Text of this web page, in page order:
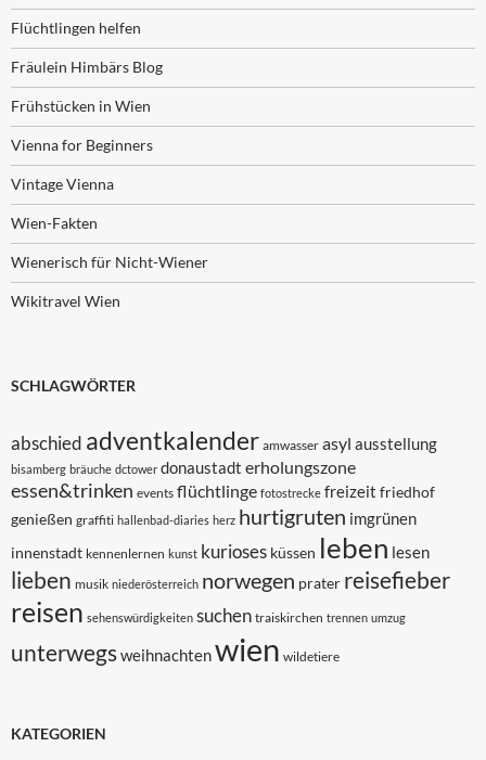
Flüchtlingen helfen
Fräulein Himbärs Blog
Frühstücken in Wien
Vienna for Beginners
Vintage Vienna
Wien-Fakten
Wienerisch für Nicht-Wiener
Wikitravel Wien
SCHLAGWÖRTER
abschied adventkalender amwasser asyl ausstellung
bisamberg bräuche dctower donaustadt erholungszone
essen&trinken events flüchtlinge fotostrecke freizeit friedhof
genießen graffiti hallenbad-diaries herz hurtigruten imgrünen
innenstadt kennenlernen kunst kurioses küssen leben lesen
lieben musik niederösterreich norwegen prater reisefieber
reisen sehenswürdigkeiten suchen traiskirchen trennen umzug
unterwegsweihnachtenwien wildetiere
KATEGORIEN